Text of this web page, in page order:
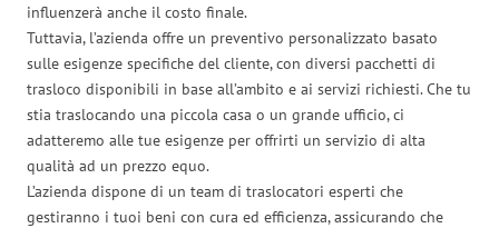
influenzerà anche il costo finale.
Tuttavia, l’azienda offre un preventivo personalizzato basato
sulle esigenze specifiche del cliente, con diversi pacchetti di
trasloco disponibili in base all’ambito e ai servizi richiesti. Che tu
stia traslocando una piccola casa o un grande ufficio, ci
adatteremo alle tue esigenze per offrirti un servizio di alta
qualità ad un prezzo equo.
L’azienda dispone di un team di traslocatori esperti che
gestiranno i tuoi beni con cura ed efficienza, assicurando che